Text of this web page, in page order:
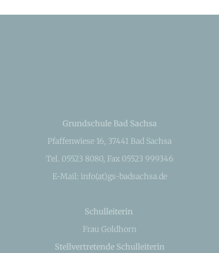
Grundschule Bad Sachsa
Pfaffenwiese 16, 37441 Bad Sachsa
Tel. 05523 8080, Fax 05523 999346
E-Mail: info(at)gs-badsachsa.de
Schulleiterin
Frau Goldhorn
Stellvertretende Schulleiterin